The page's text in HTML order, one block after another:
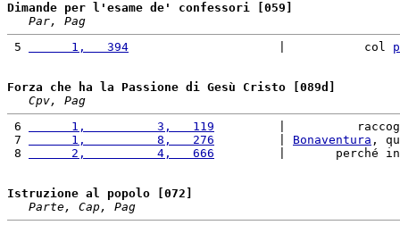
Dimande per l'esame de' confessori [059]
Par, Pag
5
      1,   394
                     |           col
Forza che ha la Passione di Gesù Cristo [089d]
Cpv, Pag
6
      1,          3,   119
|
7
      1,          8,   276
Bonaventura ,
8
      2,          4,   666
|       perché
Istruzione al popolo [072]
Parte, Cap, Pag